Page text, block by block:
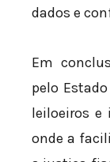
dados e
Em
pelo
leiloeiros e
onde a